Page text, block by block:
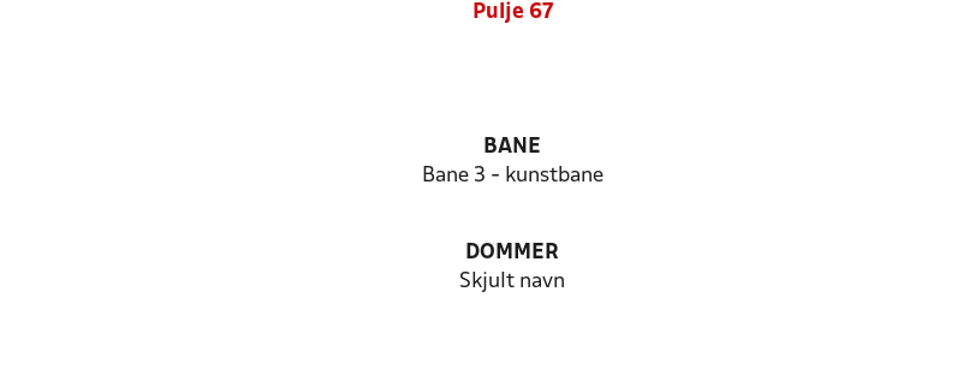
Pulje 67
BANE
Bane 3 - kunstbane
DOMMER
Skjult navn